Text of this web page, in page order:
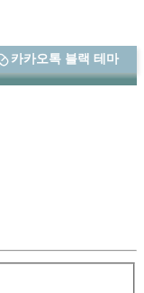
카카오톡 블랙 테마